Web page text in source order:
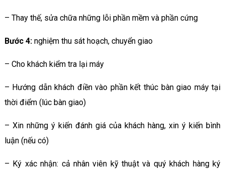
– Thay thế, sửa chữa những lỗi phần mềm và phần cứng
Bước 4:nghiệm thu sát hoạch, chuyển giao
– Cho khách kiểm tra lại máy
– Hướng dẫn khách điền vào phần kết thúc bàn giao máy tại
thời điểm (lúc bàn giao)
– Xin những ý kiến đánh giá của khách hàng, xin ý kiến bình
luận (nếu có)
– Ký xác nhận: cả nhân viên kỹ thuật và quý khách hàng ký